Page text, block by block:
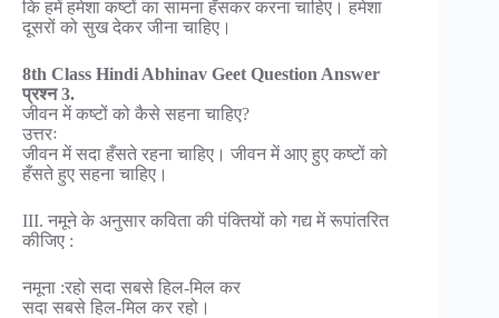
कि हमें हमेशा कष्टों का सामना हँसकर करना चाहिए। हमेशा
दूसरों को सुख देकर जीना चाहिए।
8th Class Hindi Abhinav Geet Question Answer
प्रश्न 3.
जीवन में कष्टों को कैसे सहना चाहिए?
उत्तरः
जीवन में सदा हँसते रहना चाहिए। जीवन में आए हुए कष्टों को
हँसते हुए सहना चाहिए।
III. नमूने के अनुसार कविता की पंक्तियों को गद्य में रूपांतरित
कीजिए :
नमूना :रहो सदा सबसे हिल-मिल कर
सदा सबसे हिल-मिल कर रहो।